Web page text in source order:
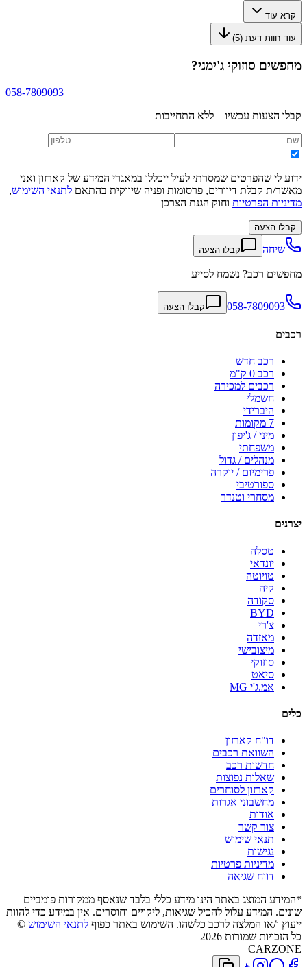
קרא עוד
עוד חוות דעת (5
)
מחפשים סוזוקי ג'ימני?
058-7809093
קבלו הצעות עכשיו – ללא התחייבות
ידוע לי שהפרטים שמסרתי לעיל ייכללו במאגרי המידע של קארזון ואני
מאשר/ת קבלת דיוורים, פרסומות ופניה שיווקית בהתאם לתנאי השימוש,
מדיניות הפרטיות וחוק הגנת הצרכן
קבלו הצעה
שיחה קבלו הצעה
מחפשים רכב? נשמח לסייע
058-7809093 קבלו הצעה
רכבים
רכב חדש
רכב 0 ק"מ
רכבים למכירה
חשמלי
היברידי
7 מקומות
מיני / ג'יפון
משפחתי
מנהלים / גדול
פרימיום / יוקרה
ספורטיבי
מסחרי וטנדר
יצרנים
טסלה
יונדאי
טויוטה
קיה
סקודה
BYD
צ'רי
מאזדה
מיצובישי
סוזוקי
סיאט
אמ.ג'י MG
כלים
דו"ח קארזון
השוואת רכבים
חדשות רכב
שאלות נפוצות
קארזון לסוחרים
מחשבוני אגרות
אודות
צור קשר
תנאי שימוש
נגישות
מדיניות פרטיות
דווח שגיאה
*המידע המוצג באתר הינו מידע כללי בלבד שנאסף ממקורות פומביים
שונים. המידע עלול להכיל שגיאות, ליקויים וחוסרים. אין במידע כדי להוות
ייעוץ ו/או המלצה לרכב כלשהו. השימוש באתר כפוף לתנאי השימוש ©
כל הזכויות שמורות 2026
CARZONE